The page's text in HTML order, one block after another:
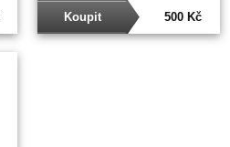
500 Kč
Koupit